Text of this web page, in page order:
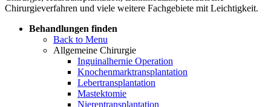
Chirurgieverfahren und viele weitere Fachgebiete mit Leichtigkeit.
Behandlungen finden
Back to Menu
Allgemeine Chirurgie
Inguinalhernie Operation
Knochenmarktransplantation
Lebertransplantation
Mastektomie
Nierentransplantation